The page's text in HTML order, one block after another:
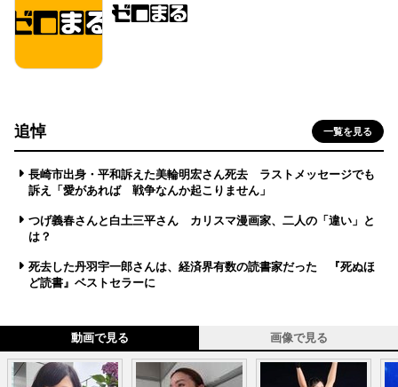
追悼 一覧を見る
長崎市出身・平和訴えた美輪明宏さん死去 ラストメッセージでも
訴え「愛があれば 戦争なんか起こりません」
つげ義春さんと白土三平さん カリスマ漫画家、二人の「違い」と
は？
死去した丹羽宇一郎さんは、経済界有数の読書家だった 『死ぬほ
ど読書』ベストセラーに
動画で見る 画像で見る